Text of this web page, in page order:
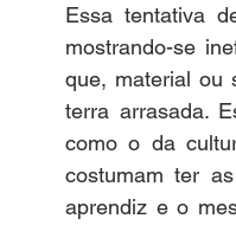
Essa tentativa
mostrando-se
que, material ou
terra arrasada.
como o da
costumam ter
aprendiz e o